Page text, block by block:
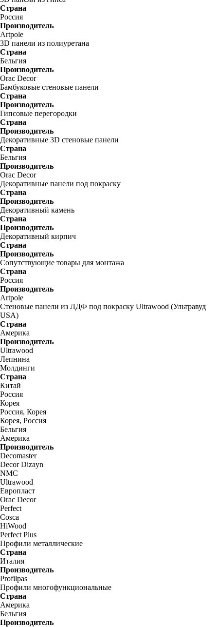
Страна
Россия
Производитель
Artpole
3D панели из полиуретана
Страна
Бельгия
Производитель
Orac Decor
Бамбуковые стеновые панели
Страна
Производитель
Гипсовые перегородки
Страна
Производитель
Декоративные 3D стеновые панели
Страна
Бельгия
Производитель
Orac Decor
Декоративные панели под покраску
Страна
Производитель
Декоративный камень
Страна
Производитель
Декоративный кирпич
Страна
Производитель
Сопутствующие товары для монтажа
Страна
Россия
Производитель
Artpole
Стеновые панели из ЛДФ под покраску Ultrawood (Ультравуд
USA)
Страна
Америка
Производитель
Ultrawood
Лепнина
Молдинги
Страна
Китай
Россия
Корея
Россия, Корея
Корея, Россия
Бельгия
Америка
Производитель
Decomaster
Decor Dizayn
NMC
Ultrawood
Европласт
Orac Decor
Perfect
Cosca
HiWood
Perfect Plus
Профили металлические
Страна
Италия
Производитель
Profilpas
Профили многофункциональные
Страна
Америка
Бельгия
Производитель